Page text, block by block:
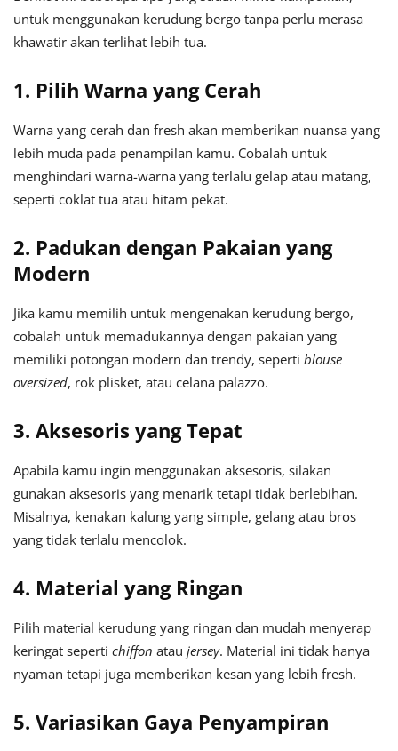
untuk menggunakan kerudung bergo tanpa perlu merasa
khawatir akan terlihat lebih tua.
1. Pilih Warna yang Cerah
Warna yang cerah dan fresh akan memberikan nuansa yang
lebih muda pada penampilan kamu. Cobalah untuk
menghindari warna-warna yang terlalu gelap atau matang,
seperti coklat tua atau hitam pekat.
2. Padukan dengan Pakaian yang
Modern
Jika kamu memilih untuk mengenakan kerudung bergo,
cobalah untuk memadukannya dengan pakaian yang
memiliki potongan modern dan trendy, seperti blouse
oversized, rok plisket, atau celana palazzo.
3. Aksesoris yang Tepat
Apabila kamu ingin menggunakan aksesoris, silakan
gunakan aksesoris yang menarik tetapi tidak berlebihan.
Misalnya, kenakan kalung yang simple, gelang atau bros
yang tidak terlalu mencolok.
4. Material yang Ringan
Pilih material kerudung yang ringan dan mudah menyerap
keringat seperti chiffon atau jersey. Material ini tidak hanya
nyaman tetapi juga memberikan kesan yang lebih fresh.
5. Variasikan Gaya Penyampiran